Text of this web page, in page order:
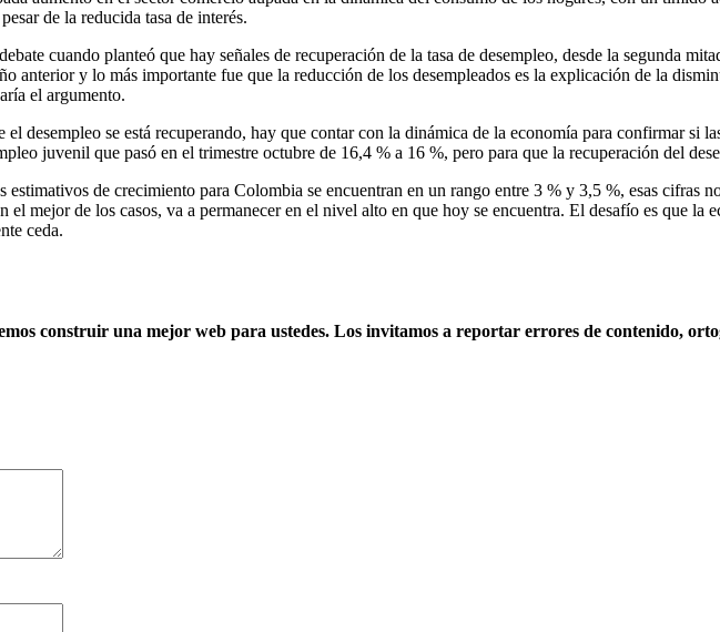
de la reducida tasa de interés.
cuando planteó que hay señales de recuperación de la tasa de desempleo, desde la segunda
anterior y lo más importante fue que la reducción de los desempleados es la explicación de la
el argumento.
desempleo se está recuperando, hay que contar con la dinámica de la economía para confirmar si
juvenil que pasó en el trimestre octubre de 16,4 % a 16 %, pero para que la recuperación del
estimativos de crecimiento para Colombia se encuentran en un rango entre 3 % y 3,5 %, esas cifras
el mejor de los casos, va a permanecer en el nivel alto en que hoy se encuentra. El desafío es que la
ceda.
construir una mejor web para ustedes. Los invitamos a reportar errores de contenido,